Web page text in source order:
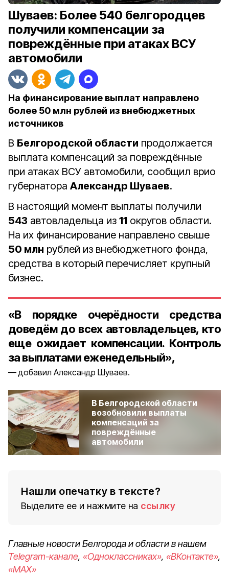
Шуваев: Более 540 белгородцев
получили компенсации за
повреждённые при атаках ВСУ
автомобили
На финансирование выплат направлено
более 50 млн рублей из внебюджетных
источников
В Белгородской области продолжается
выплата компенсаций за повреждённые
при атаках ВСУ автомобили, сообщил врио
губернатора Александр Шуваев.
В настоящий момент выплаты получили
543 автовладельца из 11 округов области.
На их финансирование направлено свыше
50 млн рублей из внебюджетного фонда,
средства в который перечисляет крупный
бизнес.
«В порядке очерёдности средства
доведём до всех автовладельцев, кто
еще ожидает компенсации. Контроль
за выплатами еженедельный»,
добавил Александр Шуваев.
В Белгородской области
возобновили выплаты
компенсаций за
повреждённые
автомобили
Нашли опечатку в тексте?
Выделите ее и нажмите на ссылку
Главные новости Белгорода и области в нашем
Telegram-канале, «Одноклассниках», «ВКонтакте»,
«MAX»